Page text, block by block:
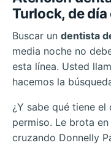
Turlock, de
Buscar un dentista
media noche no
esta línea. Usted
hacemos la
¿Y sabe qué tiene
permiso. Le brota
cruzando Donnelly